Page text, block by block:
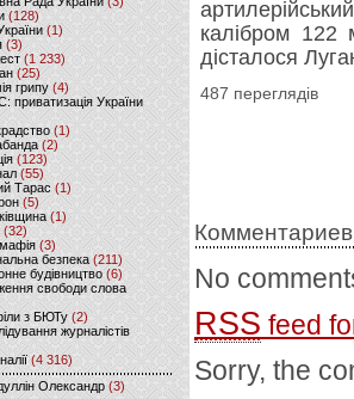
(128)
(1)
(3)
(1 233)
(25)
грипу (4)
приватизація України
(1)
(2)
(123)
(55)
Тарас (1)
(5)
(1)
(32)
(3)
безпека (211)
будівництво(6)
свободи слова
з БЮТу (2)
журналістів
(4 316)
Олександр (3)
калібром
дісталося
487 переглядів
No
RSS feed
Sorry, the